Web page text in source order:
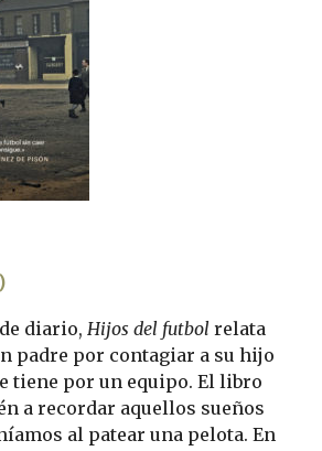
diario, Hijos del futbol relata
padre por contagiar a su hijo
tiene por un equipo. El libro
a recordar aquellos sueños
al patear una pelota. En